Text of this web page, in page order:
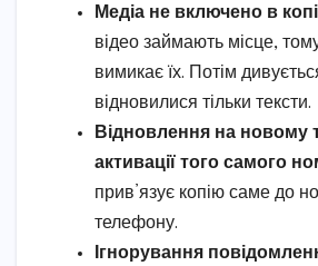
Медіа не включено в
відео займають місце,
вимикає їх. Потім
відновилися тільки тексти.
Відновлення на новому
активації того самого
прив’язує копію саме до
телефону.
Ігнорування